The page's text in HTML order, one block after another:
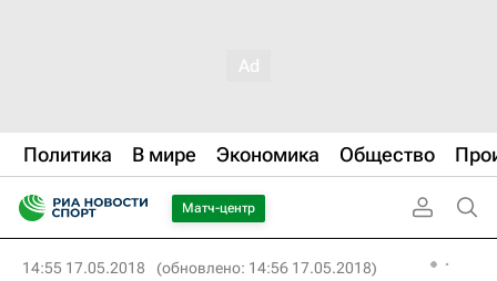
Политика В мире Экономика Общество
Матч-центр
14:55 17.05.2018 (обновлено: 14:56 17.05.2018)